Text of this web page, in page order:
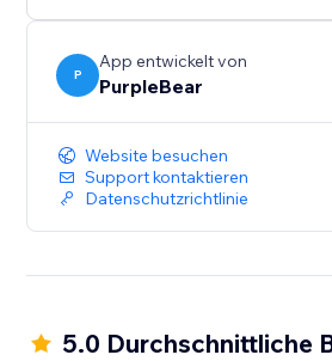
P
App entwickelt von
PurpleBear
Website besuchen
Support kontaktieren
Datenschutzrichtlinie
5.0 Durchschnittliche